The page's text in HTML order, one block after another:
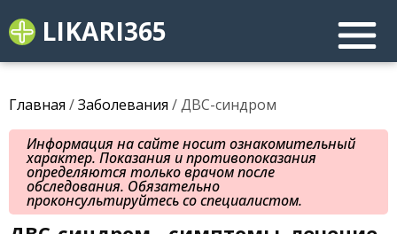
LIKARI365
Главная /Заболевания / ДВС-синдром
Информация на сайте носит ознакомительный
характер. Показания и противопоказания
определяются только врачом после
обследования. Обязательно
проконсультируйтесь со специалистом.